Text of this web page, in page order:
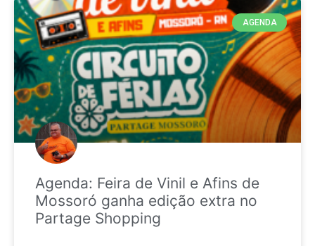
AGENDA
Agenda: Feira de Vinil e Afins de
Mossoró ganha edição extra no
Partage Shopping